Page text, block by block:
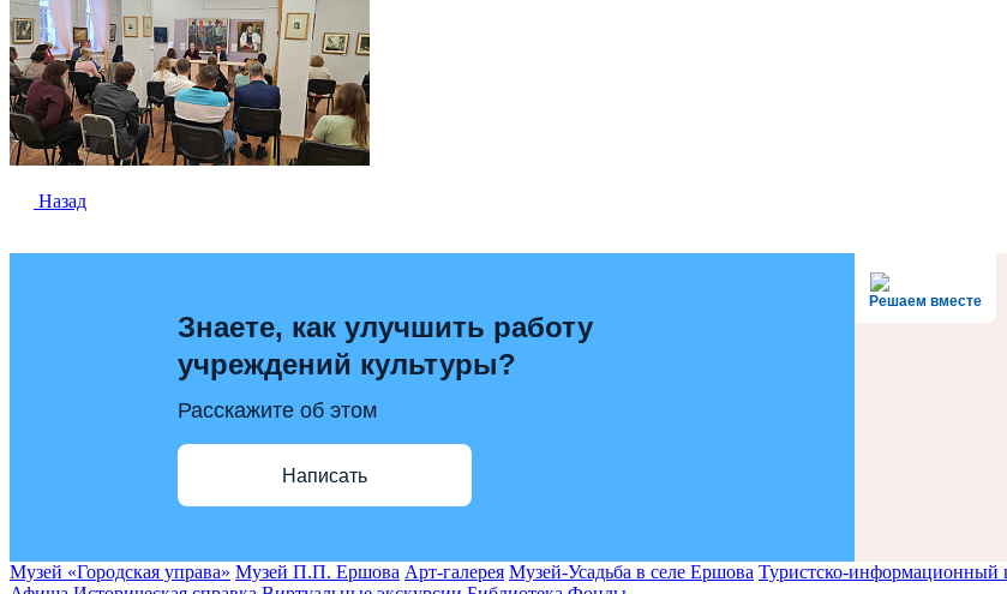
Назад
Решаем вместе
Знаете, как улучшить работу
учреждений культуры?
Расскажите об этом
Написать
Музей «Городская управа» Музей П.П. Ершова Арт-галерея Музей-Усадьба в селе Ершова Туристско-информационный